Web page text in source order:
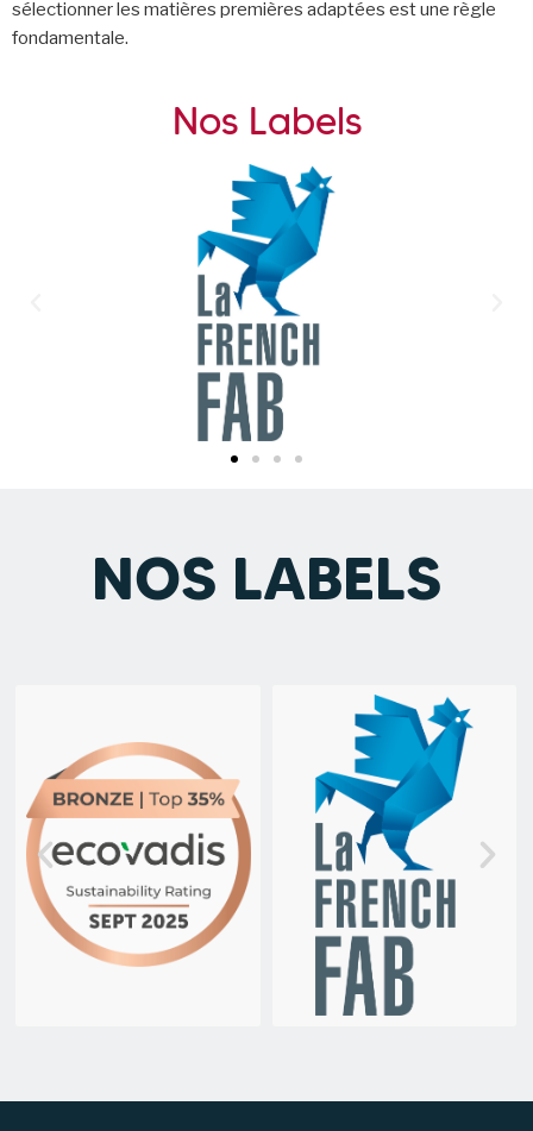
sélectionner les matières premières adaptées est une règle
fondamentale.
Nos Labels
NOS LABELS